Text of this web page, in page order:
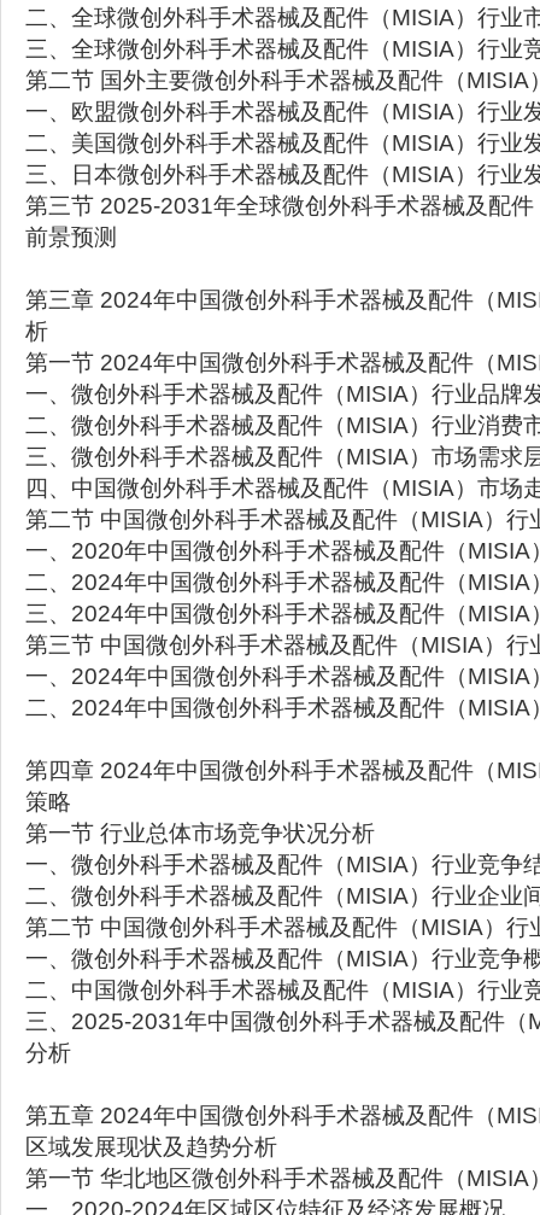
二、全球微创外科手术器械及配件（MISIA）行业
三、全球微创外科手术器械及配件（MISIA）行业
第二节 国外主要微创外科手术器械及配件（MISIA
一、欧盟微创外科手术器械及配件（MISIA）行业
二、美国微创外科手术器械及配件（MISIA）行业
三、日本微创外科手术器械及配件（MISIA）行业
第三节 2025-2031年全球微创外科手术器械及配
前景预测
第三章 2024年中国微创外科手术器械及配件（
析
第一节 2024年中国微创外科手术器械及配件（
一、微创外科手术器械及配件（MISIA）行业品牌
二、微创外科手术器械及配件（MISIA）行业消费
三、微创外科手术器械及配件（MISIA）市场需求
四、中国微创外科手术器械及配件（MISIA）市场
第二节 中国微创外科手术器械及配件（MISIA）行
一、2020年中国微创外科手术器械及配件（MISIA
二、2024年中国微创外科手术器械及配件（MISIA
三、2024年中国微创外科手术器械及配件（MISIA
第三节 中国微创外科手术器械及配件（MISIA）行
一、2024年中国微创外科手术器械及配件（MISIA
二、2024年中国微创外科手术器械及配件（MISIA
第四章 2024年中国微创外科手术器械及配件（
策略
第一节 行业总体市场竞争状况分析
一、微创外科手术器械及配件（MISIA）行业竞争
二、微创外科手术器械及配件（MISIA）行业企业
第二节 中国微创外科手术器械及配件（MISIA）行
一、微创外科手术器械及配件（MISIA）行业竞争
二、中国微创外科手术器械及配件（MISIA）行业
三、2025-2031年中国微创外科手术器械及配件（
分析
第五章 2024年中国微创外科手术器械及配件（
区域发展现状及趋势分析
第一节 华北地区微创外科手术器械及配件（MISIA
一、2020-2024年区域区位特征及经济发展概况